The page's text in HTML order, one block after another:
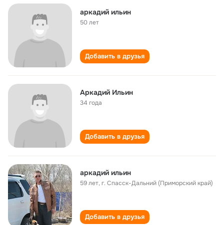
аркадий ильин
50 лет
Добавить в друзья
Аркадий Ильин
34 года
Добавить в друзья
аркадий ильин
59 лет,г. Спасск-Дальний (Приморский край)
Добавить в друзья